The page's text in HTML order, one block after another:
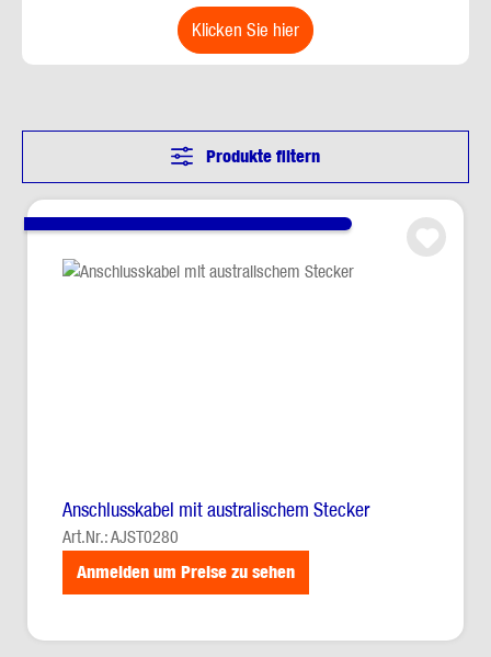
klicken Sie hier
Produkte filtern
Anschlusskabel mit australischem Stecker
Art.Nr.: AJST0280
Anmelden um Preise zu sehen